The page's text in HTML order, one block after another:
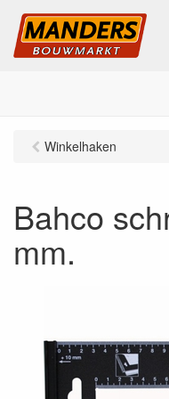
Winkelhaken
Bahco
mm.